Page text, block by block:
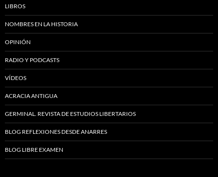
LIBROS
NOMBRES EN LA HISTORIA
OPINIÓN
RADIO Y PODCASTS
VÍDEOS
ACRACIA ANTIGUA
GERMINAL. REVISTA DE ESTUDIOS LIBERTARIOS
BLOG REFLEXIONES DESDE ANARRES
BLOG LIBRE EXAMEN